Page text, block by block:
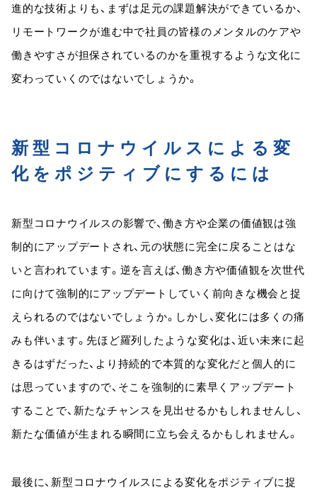
進的な技術よりも、まずは足元の課題解決ができているか、
リモートワークが進む中で社員の皆様のメンタルのケアや
働きやすさが担保されているのかを重視するような文化に
変わっていくのではないでしょうか。
新型コロナウイルスによる変
化をポジティブにするには
新型コロナウイルスの影響で、働き方や企業の価値観は強
制的にアップデートされ、元の状態に完全に戻ることはな
いと言われています。逆を言えば、働き方や価値観を次世代
に向けて強制的にアップデートしていく前向きな機会と捉
えられるのではないでしょうか。しかし、変化には多くの痛
みも伴います。先ほど羅列したような変化は、近い未来に起
きるはずだった、より持続的で本質的な変化だと個人的に
は思っていますので、そこを強制的に素早くアップデート
することで、新たなチャンスを見出せるかもしれませんし、
新たな価値が生まれる瞬間に立ち会えるかもしれません。
最後に、新型コロナウイルスによる変化をポジティブに捉